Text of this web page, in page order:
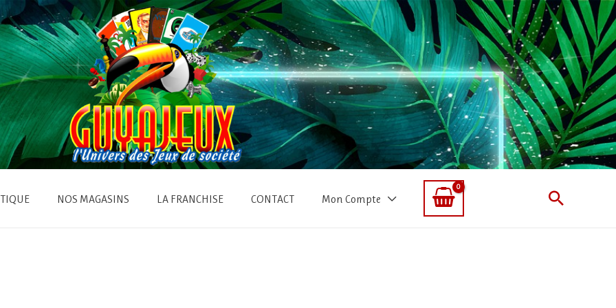
NOS MAGASINS LA FRANCHISE CONTACT Mon Compte